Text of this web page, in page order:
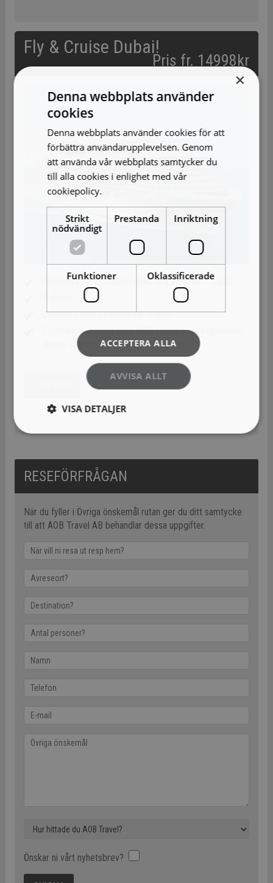
Fly & Cruise Dubai!
Pris fr. 14998kr
Direktflyg t/r Stockholm eller Köpenhamn – Dubai
Boende 1 natt på hotell inkl frukost
7 nätters kryssning med MSC Cruises inkl helpension,
dricks, skatter & trevlig underhållning!
RESEFÖRFRÅGAN
När du fyller i Övriga önskemål rutan ger du ditt samtycke
till att AOB Travel AB behandlar dessa uppgifter.
Önskar ni vårt nyhetsbrev?
×
Denna webbplats använder
cookies
Denna webbplats använder cookies för att
förbättra användarupplevelsen. Genom
att använda vår webbplats samtycker du
till alla cookies i enlighet med vår
cookiepolicy.
Strikt
nödvändigt
Prestanda Inriktning
Funktioner Oklassificerade
ACCEPTERA ALLA
AVVISA ALLT
VISA DETALJER